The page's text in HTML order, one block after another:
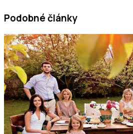
Podobné články